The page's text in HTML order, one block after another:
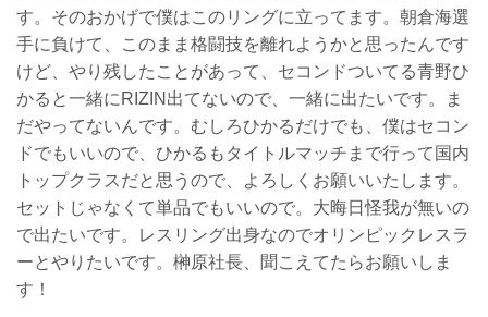
す。そのおかげで僕はこのリングに立ってます。朝倉海選
手に負けて、このまま格闘技を離れようかと思ったんです
けど、やり残したことがあって、セコンドついてる青野ひ
かると一緒にRIZIN出てないので、一緒に出たいです。ま
だやってないんです。むしろひかるだけでも、僕はセコン
ドでもいいので、ひかるもタイトルマッチまで行って国内
トップクラスだと思うので、よろしくお願いいたします。
セットじゃなくて単品でもいいので。大晦日怪我が無いの
で出たいです。レスリング出身なのでオリンピックレスラ
ーとやりたいです。榊原社長、聞こえてたらお願いしま
す！